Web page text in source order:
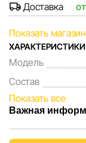
Доставка
Показать
ХАРАКТЕРИСТИКИ
Модель
Состав
Показать все
Важная